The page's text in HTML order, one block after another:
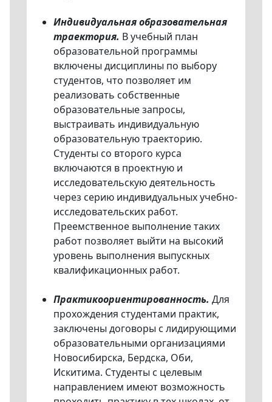
Индивидуальная образовательная
траектория. В учебный план
образовательной программы
включены дисциплины по выбору
студентов, что позволяет им
реализовать собственные
образовательные запросы,
выстраивать индивидуальную
образовательную траекторию.
Студенты со второго курса
включаются в проектную и
исследовательскую деятельность
через серию индивидуальных учебно-
исследовательских работ.
Преемственное выполнение таких
работ позволяет выйти на высокий
уровень выполнения выпускных
квалификационных работ.
Практикоориентированность. Для
прохождения студентами практик,
заключены договоры с лидирующими
образовательными организациями
Новосибирска, Бердска, Оби,
Искитима. Студенты с целевым
направлением имеют возможность